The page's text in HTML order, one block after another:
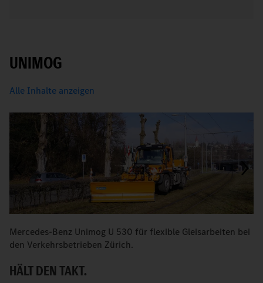
UNIMOG
Alle Inhalte anzeigen
Mercedes-Benz Unimog U 530 für flexible Gleisarbeiten bei
den Verkehrsbetrieben Zürich.
HÄLT DEN TAKT.